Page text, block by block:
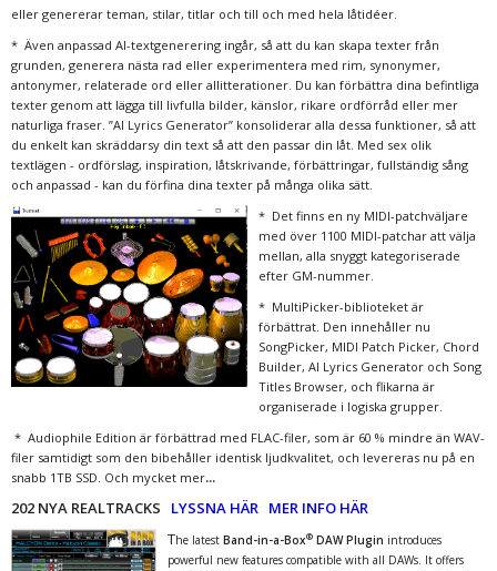
eller genererar teman, stilar, titlar och till och med hela låtidéer.
* Även anpassad AI-textgenerering ingår, så att du kan skapa texter från
grunden, generera nästa rad eller experimentera med rim, synonymer,
antonymer, relaterade ord eller allitterationer. Du kan förbättra dina befintliga
texter genom att lägga till livfulla bilder, känslor, rikare ordförråd eller mer
naturliga fraser. ”AI Lyrics Generator” konsoliderar alla dessa funktioner, så att
du enkelt kan skräddarsy din text så att den passar din låt. Med sex olik
textlägen - ordförslag, inspiration, låtskrivande, förbättringar, fullständig sång
och anpassad - kan du förfina dina texter på många olika sätt.
* Det finns en ny MIDI-patchväljare
med över 1100 MIDI-patchar att välja
mellan, alla snyggt kategoriserade
efter GM-nummer.
* MultiPicker-biblioteket är
förbättrat. Den innehåller nu
SongPicker, MIDI Patch Picker, Chord
Builder, AI Lyrics Generator och Song
Titles Browser, och flikarna är
organiserade i logiska grupper.
* Audiophile Edition är förbättrad med FLAC-filer, som är 60 % mindre än WAV-
filer samtidigt som den bibehåller identisk ljudkvalitet, och levereras nu på en
snabb 1TB SSD. Och mycket mer...
202 NYA REALTRACKS
LYSSNA HÄR MER INFO HÄR
The latest Band-in-a-Box® DAW Plugin introduces
powerful new features compatible with all DAWs. It offers